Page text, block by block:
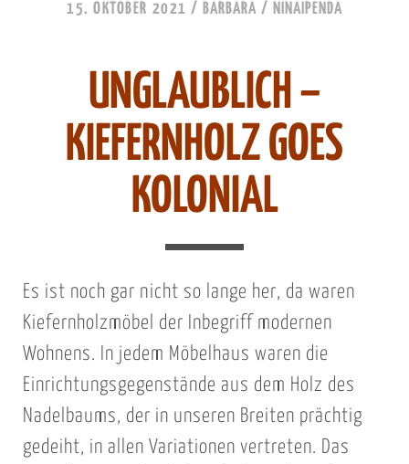
15. OKTOBER 2021 / BARBARA / NINAIPENDA
UNGLAUBLICH –
KIEFERNHOLZ GOES
KOLONIAL
Es ist noch gar nicht so lange her, da waren
Kiefernholzmöbel der Inbegriff modernen
Wohnens. In jedem Möbelhaus waren die
Einrichtungsgegenstände aus dem Holz des
Nadelbaums, der in unseren Breiten prächtig
gedeiht, in allen Variationen vertreten. Das